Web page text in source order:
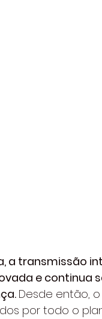
a transmissão
e continua
Desde então,
por todo o